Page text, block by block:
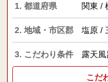
1. 都道府県 関東 /
2. 地域・市区郡 塩原 /
3. こだわり条件 露天風
こだ